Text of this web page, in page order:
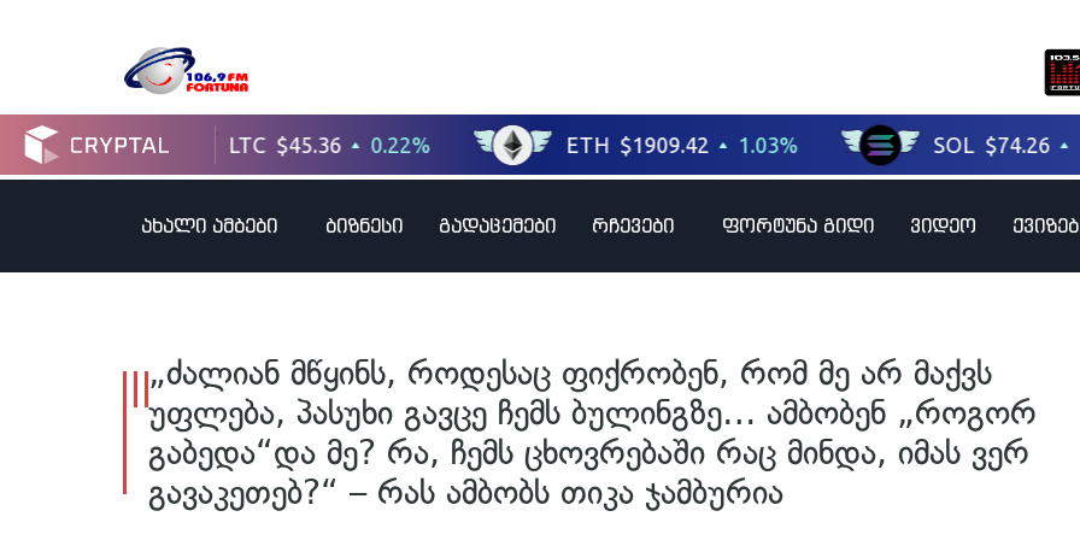
ახალი ამბები ბიზნესი გადაცემები რჩევები ფორტუნა გიდი ვიდეო
„ძალიან მწყინს, როდესაც ფიქრობენ, რომ მე არ მაქვს
უფლება, პასუხი გავცე ჩემს ბულინგზე… ამბობენ „როგორ
გაბედა“და მე? რა, ჩემს ცხოვრებაში რაც მინდა, იმას ვერ
გავაკეთებ?“ – რას ამბობს თიკა ჯამბურია